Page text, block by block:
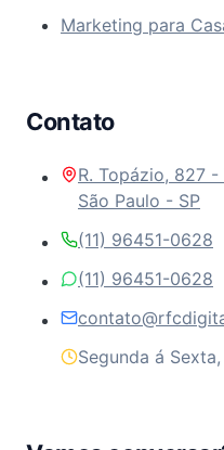
Marketing para
Contato
R. Topázio, 827 -
São Paulo - SP
(11) 96451-0628
(11) 96451-0628
Segunda á